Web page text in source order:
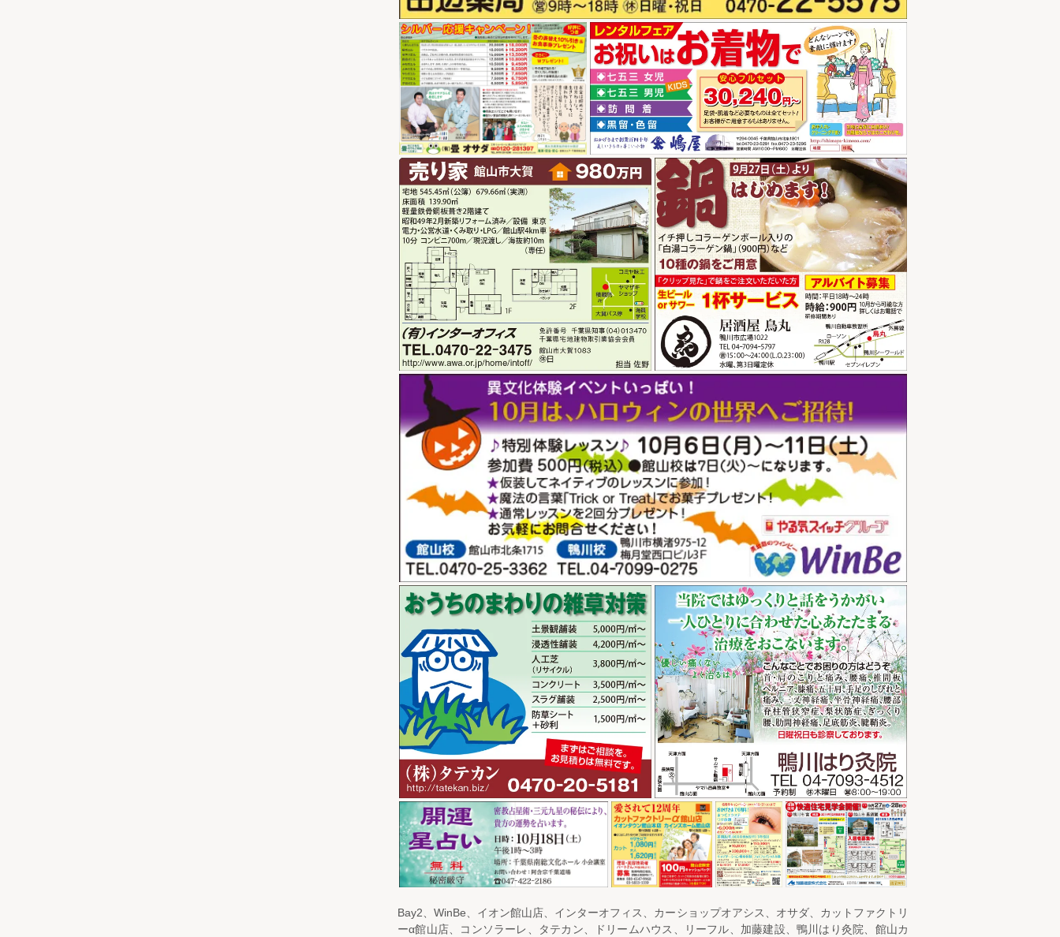
Bay2、WinBe、イオン館山店、インターオフィス、カーショップオアシス、オサダ、カットファクトリ
ーα館山店、コンソラーレ、タテカン、ドリームハウス、リーフル、加藤建設、鴨川はり灸院、館山カ